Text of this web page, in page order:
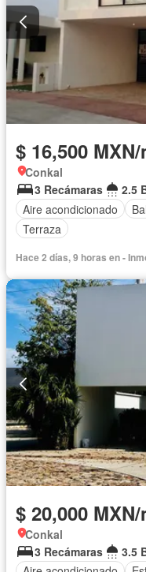
$ 16,500
Conkal
3 Recámaras
2.5
Aire acondicionado
Terraza
Hace 2 días, 9 horas en -
$ 20,000
Conkal
3 Recámaras
3.5